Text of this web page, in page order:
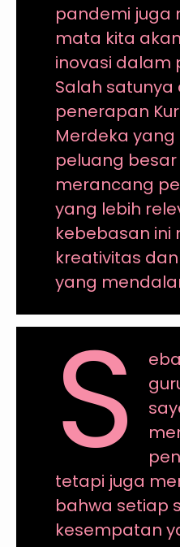
pandemi juga
mata kita
inovasi dalam
Salah
penerapan
Merdeka
peluang
merancang
yang lebih
kebebasan ini
kreativitas
yang
S
tetapi juga
bahwa setiap
kesempatan